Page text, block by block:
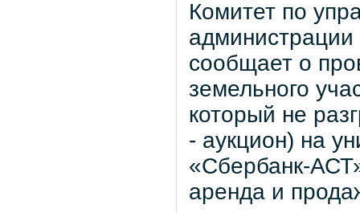
Комитет по
администрации
сообщает о
земельного
который не
- аукцион) на
«Сбербанк-
аренда и